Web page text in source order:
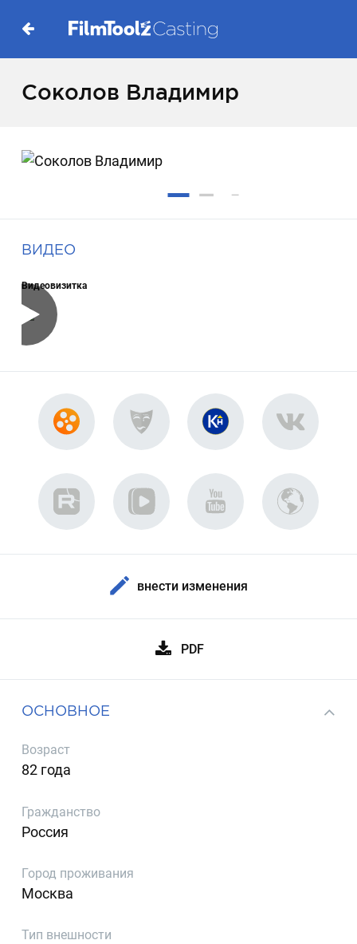
Соколов Владимир
ВИДЕО
Видеовизитка
внести изменения
PDF
ОСНОВНОЕ
Возраст
82 года
Гражданство
Россия
Город проживания
Москва
Тип внешности